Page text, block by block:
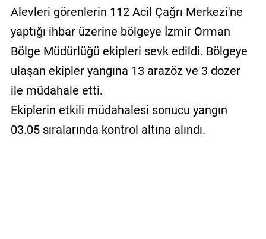
Alevleri görenlerin 112 Acil Çağrı Merkezi'ne
yaptığı ihbar üzerine bölgeye İzmir Orman
Bölge Müdürlüğü ekipleri sevk edildi. Bölgeye
ulaşan ekipler yangına 13 arazöz ve 3 dozer
ile müdahale etti.
Ekiplerin etkili müdahalesi sonucu yangın
03.05 sıralarında kontrol altına alındı.